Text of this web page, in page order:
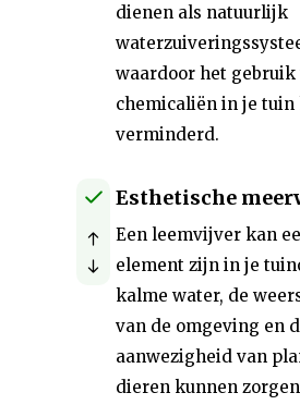
dienen als natuurlijk
waardoor het gebruik
chemicaliën in je tuin
verminderd.
Esthetische
Een leemvijver kan
element zijn in je
kalme water, de
van de omgeving en
aanwezigheid van
dieren kunnen